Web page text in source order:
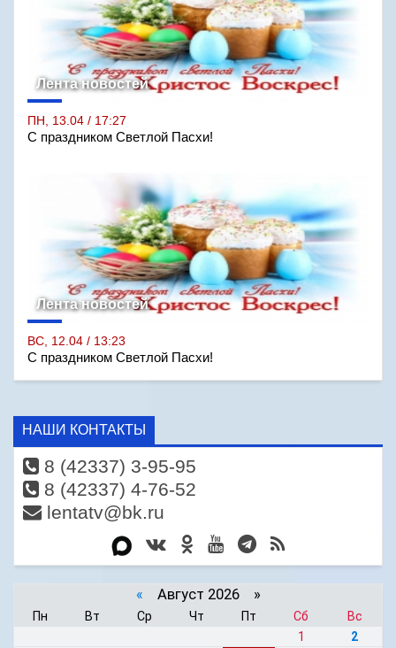
Лента новостей
ПН, 13.04 / 17:27
С праздником Светлой Пасхи!
Лента новостей
ВС, 12.04 / 13:23
С праздником Светлой Пасхи!
НАШИ КОНТАКТЫ
8 (42337) 3-95-95
8 (42337) 4-76-52
lentatv@bk.ru
« Август 2026 »
Пн Вт Ср Чт Пт Сб
Вс
1
2